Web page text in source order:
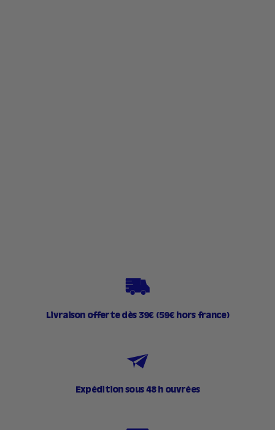
Livraison offerte dès 39€ (59€ hors france)
Expédition sous 48 h ouvrées